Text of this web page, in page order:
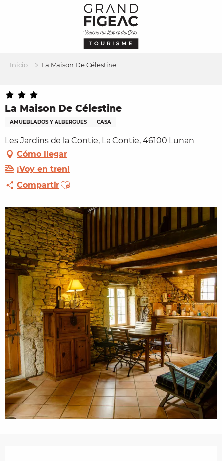
Inicio La Maison De Célestine
La Maison De Célestine
AMUEBLADOS Y ALBERGUES CASA
Les Jardins de la Contie, La Contie, 46100 Lunan
Cómo llegar
¡Voy en tren!
CompartirAjouter aux favoris